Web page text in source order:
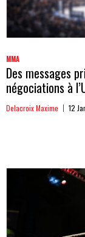
MMA
Des messages
négociations à
Delacroix Maxime 12